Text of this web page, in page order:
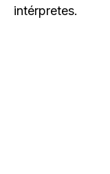
intérpretes.